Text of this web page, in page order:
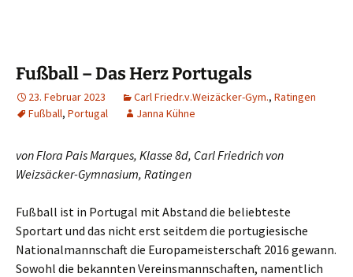
Fußball – Das Herz Portugals
23. Februar 2023 Carl Friedr.v.Weizäcker-Gym., Ratingen
Fußball, Portugal Janna Kühne
von Flora Pais Marques, Klasse 8d, Carl Friedrich von
Weizsäcker-Gymnasium, Ratingen
Fußball ist in Portugal mit Abstand die beliebteste
Sportart und das nicht erst seitdem die portugiesische
Nationalmannschaft die Europameisterschaft 2016 gewann.
Sowohl die bekannten Vereinsmannschaften, namentlich